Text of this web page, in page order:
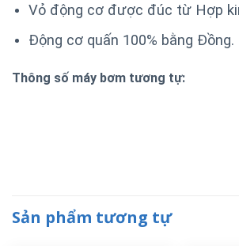
Vỏ động cơ được đúc từ Hợp
Động cơ quấn 100% bằng Đồng.
Thông số máy bơm tương tự:
Sản phẩm tương tự